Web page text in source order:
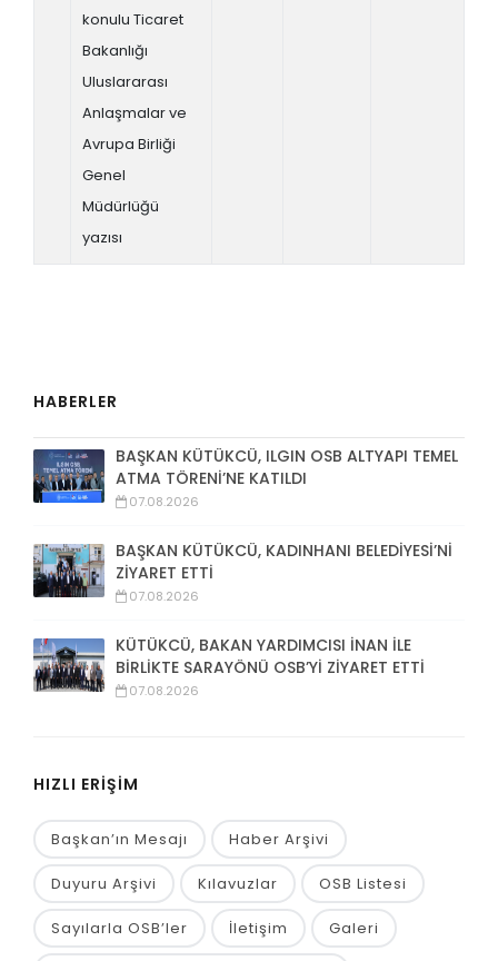
konulu Ticaret
Bakanlığı
Uluslararası
Anlaşmalar ve
Avrupa Birliği
Genel
Müdürlüğü
yazısı
HABERLER
BAŞKAN KÜTÜKCÜ, ILGIN OSB ALTYAPI TEMEL
ATMA TÖRENİ’NE KATILDI
07.08.2026
BAŞKAN KÜTÜKCÜ, KADINHANI BELEDİYESİ’Nİ
ZİYARET ETTİ
07.08.2026
KÜTÜKCÜ, BAKAN YARDIMCISI İNAN İLE
BİRLİKTE SARAYÖNÜ OSB’Yİ ZİYARET ETTİ
07.08.2026
HIZLI ERİŞİM
Başkan’ın Mesajı Haber Arşivi
Duyuru Arşivi Kılavuzlar OSB Listesi
Sayılarla OSB’ler İletişim Galeri